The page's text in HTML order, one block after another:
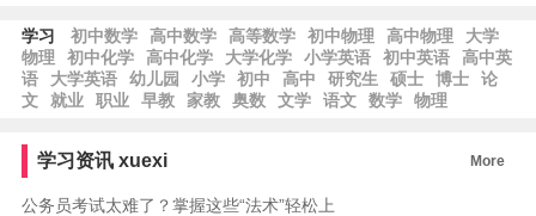
学习 初中数学 高中数学 高等数学 初中物理 高中物理
大学
物理
初中化学 高中化学 大学化学 小学英语 初中英语
高中英
语
大学英语 幼儿园 小学 初中 高中 研究生 硕士 博士
论
文
就业 职业 早教 家教 奥数 文学 语文 数学 物理
学习资讯 xuexi More
公务员考试太难了？掌握这些“法术”轻松上